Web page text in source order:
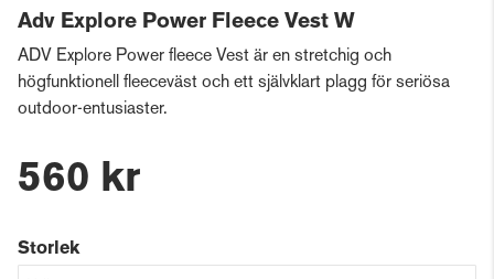
Adv Explore Power Fleece Vest W
ADV Explore Power fleece Vest är en stretchig och
högfunktionell fleeceväst och ett självklart plagg för seriösa
outdoor-entusiaster.
560 kr
Storlek